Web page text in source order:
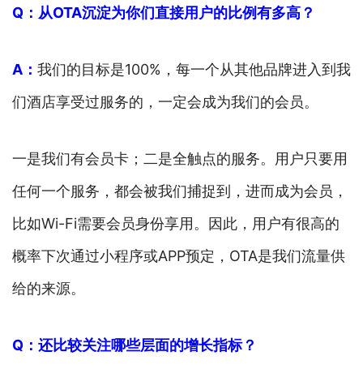
Q：从OTA沉淀为你们直接用户的比例有多高？
A： 我们的目标是100%，每一个从其他品牌进入到我
们酒店享受过服务的，一定会成为我们的会员。
一是我们有会员卡；二是全触点的服务。用户只要用
任何一个服务，都会被我们捕捉到，进而成为会员，
比如Wi-Fi需要会员身份享用。因此，用户有很高的
概率下次通过小程序或APP预定，OTA是我们流量供
给的来源。
Q：还比较关注哪些层面的增长指标？